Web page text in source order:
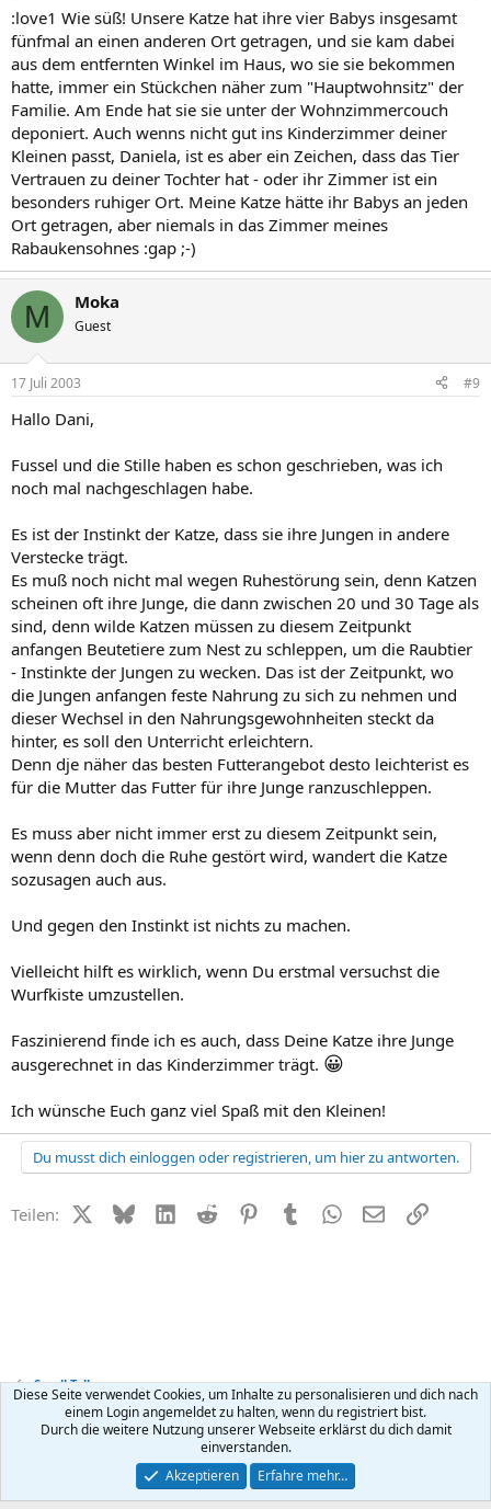
:love1 Wie süß! Unsere Katze hat ihre vier Babys insgesamt
fünfmal an einen anderen Ort getragen, und sie kam dabei
aus dem entfernten Winkel im Haus, wo sie sie bekommen
hatte, immer ein Stückchen näher zum "Hauptwohnsitz" der
Familie. Am Ende hat sie sie unter der Wohnzimmercouch
deponiert. Auch wenns nicht gut ins Kinderzimmer deiner
Kleinen passt, Daniela, ist es aber ein Zeichen, dass das Tier
Vertrauen zu deiner Tochter hat - oder ihr Zimmer ist ein
besonders ruhiger Ort. Meine Katze hätte ihr Babys an jeden
Ort getragen, aber niemals in das Zimmer meines
Rabaukensohnes :gap ;-)
M Moka
Guest
17 Juli 2003 #9
Hallo Dani,
Fussel und die Stille haben es schon geschrieben, was ich
noch mal nachgeschlagen habe.
Es ist der Instinkt der Katze, dass sie ihre Jungen in andere
Verstecke trägt.
Es muß noch nicht mal wegen Ruhestörung sein, denn Katzen
scheinen oft ihre Junge, die dann zwischen 20 und 30 Tage als
sind, denn wilde Katzen müssen zu diesem Zeitpunkt
anfangen Beutetiere zum Nest zu schleppen, um die Raubtier
- Instinkte der Jungen zu wecken. Das ist der Zeitpunkt, wo
die Jungen anfangen feste Nahrung zu sich zu nehmen und
dieser Wechsel in den Nahrungsgewohnheiten steckt da
hinter, es soll den Unterricht erleichtern.
Denn dje näher das besten Futterangebot desto leichterist es
für die Mutter das Futter für ihre Junge ranzuschleppen.
Es muss aber nicht immer erst zu diesem Zeitpunkt sein,
wenn denn doch die Ruhe gestört wird, wandert die Katze
sozusagen auch aus.
Und gegen den Instinkt ist nichts zu machen.
Vielleicht hilft es wirklich, wenn Du erstmal versuchst die
Wurfkiste umzustellen.
Faszinierend finde ich es auch, dass Deine Katze ihre Junge
ausgerechnet in das Kinderzimmer trägt. 😀
Ich wünsche Euch ganz viel Spaß mit den Kleinen!
Du musst dich einloggen oder registrieren, um hier zu antworten.
Teilen: X (Twitter)
BlueskyLinkedIn
Reddit PinterestTumblr WhatsApp
E-MailLink
Small Talk
Kontakt Nutzungsbedingungen Datenschutz Hilfe
R
Community platform by XenForo ® © 2010-2026 XenForo Ltd.
Diese Seite verwendet Cookies, um Inhalte zu personalisieren und dich nach
einem Login angemeldet zu halten, wenn du registriert bist.
Durch die weitere Nutzung unserer Webseite erklärst du dich damit
einverstanden.
Akzeptieren
Erfahre mehr…